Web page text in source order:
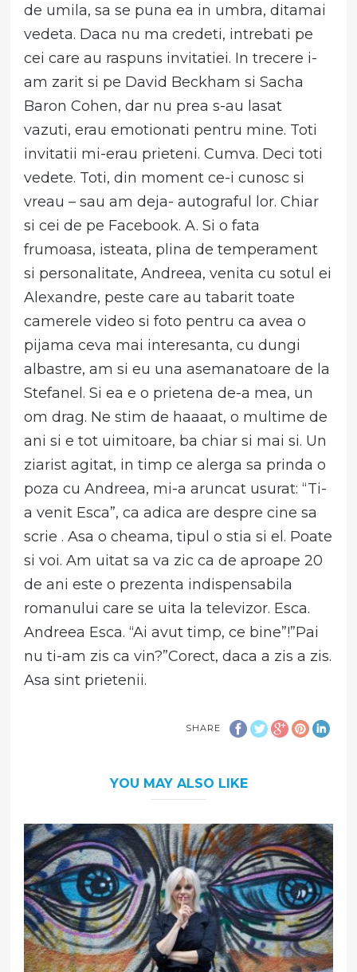
de umila, sa se puna ea in umbra, ditamai
vedeta. Daca nu ma credeti, intrebati pe
cei care au raspuns invitatiei. In trecere i-
am zarit si pe David Beckham si Sacha
Baron Cohen, dar nu prea s-au lasat
vazuti, erau emotionati pentru mine. Toti
invitatii mi-erau prieteni. Cumva. Deci toti
vedete. Toti, din moment ce-i cunosc si
vreau – sau am deja- autograful lor. Chiar
si cei de pe Facebook. A. Si o fata
frumoasa, isteata, plina de temperament
si personalitate, Andreea, venita cu sotul ei
Alexandre, peste care au tabarit toate
camerele video si foto pentru ca avea o
pijama ceva mai interesanta, cu dungi
albastre, am si eu una asemanatoare de la
Stefanel. Si ea e o prietena de-a mea, un
om drag. Ne stim de haaaat, o multime de
ani si e tot uimitoare, ba chiar si mai si. Un
ziarist agitat, in timp ce alerga sa prinda o
poza cu Andreea, mi-a aruncat usurat: “Ti-
a venit Esca”, ca adica are despre cine sa
scrie . Asa o cheama, tipul o stia si el. Poate
si voi. Am uitat sa va zic ca de aproape 20
de ani este o prezenta indispensabila
romanului care se uita la televizor. Esca.
Andreea Esca. “Ai avut timp, ce bine”!”Pai
nu ti-am zis ca vin?”Corect, daca a zis a zis.
Asa sint prietenii.
SHARE
YOU MAY ALSO LIKE